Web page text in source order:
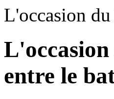
L'occasion
entre le